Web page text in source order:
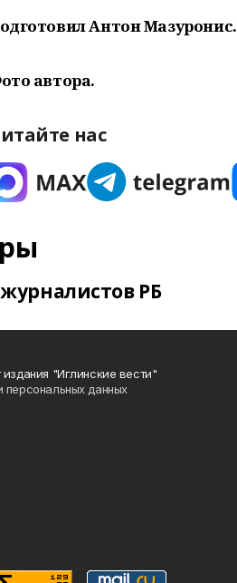
Антон Мазуронис.
автора.
нас
РБ
"Иглинские вести"
персональных данных